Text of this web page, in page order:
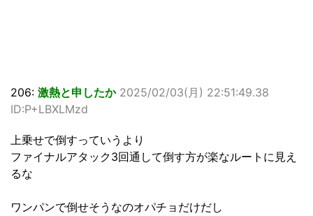
206: 激熱と申したか 2025/02/03(月) 22:51:49.38
ID:P+LBXLMzd
上乗せで倒すっていうより
ファイナルアタック3回通して倒す方が楽なルートに見え
るな
ワンパンで倒せそうなのオパチョだけだし